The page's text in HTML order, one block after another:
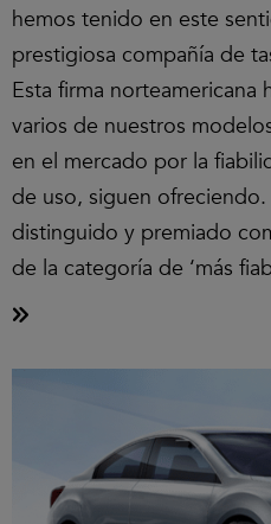
hemos tenido en este
prestigiosa compañía de
Esta firma
varios de nuestros
en el mercado por la
de uso, siguen ofreciendo.
distinguido y premiado
de la categoría de ‘más